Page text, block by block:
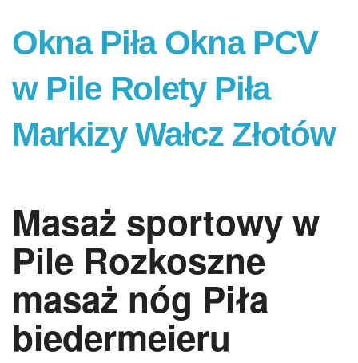
Okna Piła Okna PCV
w Pile Rolety Piła
Markizy Wałcz Złotów
Masaż sportowy w
Pile Rozkoszne
masaż nóg Piła
biedermeieru